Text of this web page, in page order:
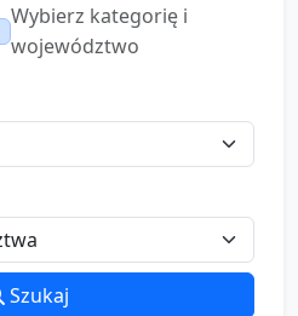
Wybierz kategorię i
województwo
Szukaj